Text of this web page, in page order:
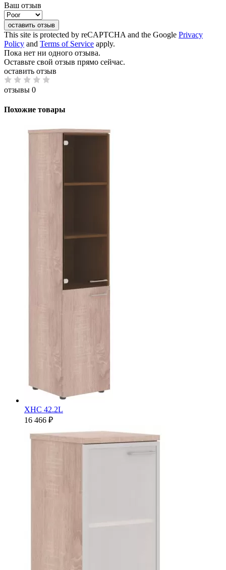
Ваш отзыв
оставить отзыв
This site is protected by reCAPTCHA and the Google Privacy
Policy and Terms of Service apply.
Пока нет ни одного отзыва.
Оставьте свой отзыв прямо сейчас.
оставить отзыв
отзывы 0
Похожие товары
XHC 42.2L
16 466 ₽